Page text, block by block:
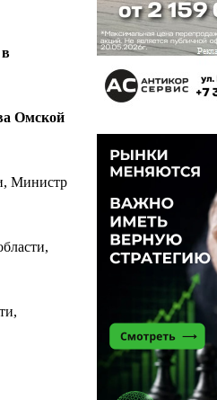
Омской
Министр